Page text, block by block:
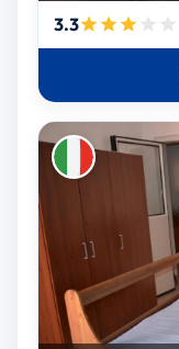
3.3